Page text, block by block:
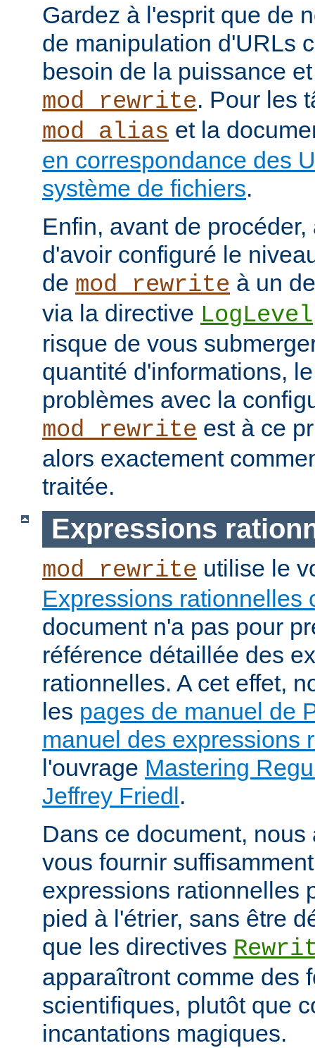
Gardez à l'esprit que de
de manipulation d'URLs
besoin de la puissance
mod_rewrite. Pour les
mod_alias et la
en correspondance des
système de fichiers.
Enfin, avant de
d'avoir configuré le
de mod_rewrite à un
via la directive LogLevel
risque de vous
quantité d'informations,
problèmes avec la
mod_rewrite est à ce
alors exactement
traitée.
Expressions
mod_rewrite utilise le
Expressions rationnelles
document n'a pas pour
référence détaillée des
rationnelles. A cet effet,
les pages de manuel de
manuel des expressions
l'ouvrage Mastering
Jeffrey Friedl.
Dans ce document,
vous fournir
expressions rationnelles
pied à l'étrier, sans être
que les directives
apparaîtront comme des
scientifiques, plutôt que
incantations magiques.